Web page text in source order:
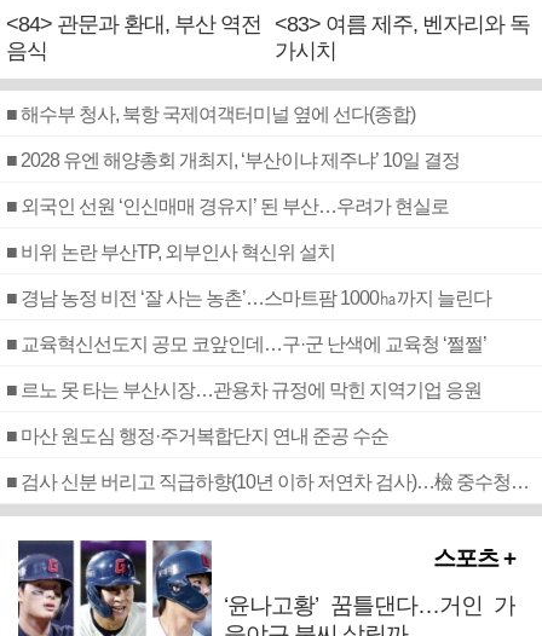
<84> 관문과 환대, 부산 역전
음식
<83> 여름 제주, 벤자리와 독
가시치
■ 해수부 청사, 북항 국제여객터미널 옆에 선다(종합)
■ 2028 유엔 해양총회 개최지, ‘부산이냐 제주냐’ 10일 결정
■ 외국인 선원 ‘인신매매 경유지’ 된 부산…우려가 현실로
■ 비위 논란 부산TP, 외부인사 혁신위 설치
■ 경남 농정 비전 ‘잘 사는 농촌’…스마트팜 1000㏊까지 늘린다
■ 교육혁신선도지 공모 코앞인데…구·군 난색에 교육청 ‘쩔쩔’
■ 르노 못 타는 부산시장…관용차 규정에 막힌 지역기업 응원
■ 마산 원도심 행정·주거복합단지 연내 준공 수순
■ 검사 신분 버리고 직급하향(10년 이하 저연차 검사)…檢 중수청행 기피
스포츠 +
‘윤나고황’ 꿈틀댄다…거인 가